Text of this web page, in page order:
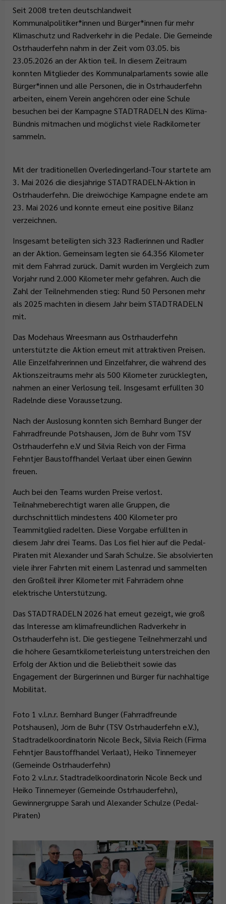
Geschichte
Wappen & Flagge
Plattdeutschbeauftragter
Wahlen
Tafel Ostrhauderfehn
Familienstützpunkt
Treffpunkt Anleger
Erwachsenenbildung
Ehrenamt
Seit 2008 treten deutschlandweit
Kommunalpolitiker*innen und Bürger*innen für mehr
Klimaschutz und Radverkehr in die Pedale. Die Gemeinde
Ostrhauderfehn nahm in der Zeit vom 03.05. bis
23.05.2026 an der Aktion teil. In diesem Zeitraum
konnten Mitglieder des Kommunalparlaments sowie alle
Bürger*innen und alle Personen, die in Ostrhauderfehn
arbeiten, einem Verein angehören oder eine Schule
besuchen bei der Kampagne STADTRADELN des Klima-
Bündnis mitmachen und möglichst viele Radkilometer
sammeln.
Mit der traditionellen Overledingerland-Tour startete am
3. Mai 2026 die diesjährige STADTRADELN-Aktion in
Ostrhauderfehn. Die dreiwöchige Kampagne endete am
23. Mai 2026 und konnte erneut eine positive Bilanz
verzeichnen.
Insgesamt beteiligten sich 323 Radlerinnen und Radler
an der Aktion. Gemeinsam legten sie 64.356 Kilometer
mit dem Fahrrad zurück. Damit wurden im Vergleich zum
Vorjahr rund 2.000 Kilometer mehr gefahren. Auch die
Zahl der Teilnehmenden stieg: Rund 50 Personen mehr
als 2025 machten in diesem Jahr beim STADTRADELN
mit.
Das Modehaus Wreesmann aus Ostrhauderfehn
unterstützte die Aktion erneut mit attraktiven Preisen.
Alle Einzelfahrerinnen und Einzelfahrer, die während des
Aktionszeitraums mehr als 500 Kilometer zurücklegten,
nahmen an einer Verlosung teil. Insgesamt erfüllten 30
Radelnde diese Voraussetzung.
Nach der Auslosung konnten sich Bernhard Bunger der
Fahrradfreunde Potshausen, Jörn de Buhr vom TSV
Ostrhauderfehn e.V und Silvia Reich von der Firma
Fehntjer Baustoffhandel Verlaat über einen Gewinn
freuen.
Auch bei den Teams wurden Preise verlost.
Teilnahmeberechtigt waren alle Gruppen, die
durchschnittlich mindestens 400 Kilometer pro
Teammitglied radelten. Diese Vorgabe erfüllten in
diesem Jahr drei Teams. Das Los fiel hier auf die Pedal-
Piraten mit Alexander und Sarah Schulze. Sie absolvierten
viele ihrer Fahrten mit einem Lastenrad und sammelten
den Großteil ihrer Kilometer mit Fahrrädern ohne
elektrische Unterstützung.
Das STADTRADELN 2026 hat erneut gezeigt, wie groß
das Interesse am klimafreundlichen Radverkehr in
Ostrhauderfehn ist. Die gestiegene Teilnehmerzahl und
die höhere Gesamtkilometerleistung unterstreichen den
Erfolg der Aktion und die Beliebtheit sowie das
Engagement der Bürgerinnen und Bürger für nachhaltige
Mobilität.
Foto 1 v.l.n.r. Bernhard Bunger (Fahrradfreunde
Potshausen), Jörn de Buhr (TSV Ostrhauderfehn e.V.),
Stadtradelkoordinatorin Nicole Beck, Silvia Reich (Firma
Fehntjer Baustoffhandel Verlaat), Heiko Tinnemeyer
(Gemeinde Ostrhauderfehn)
Foto 2 v.l.n.r. Stadtradelkoordinatorin Nicole Beck und
Heiko Tinnemeyer (Gemeinde Ostrhauderfehn),
Gewinnergruppe Sarah und Alexander Schulze (Pedal-
Piraten)